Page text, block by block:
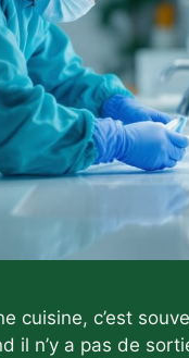
cuisine, c’est
il n’y a pas de